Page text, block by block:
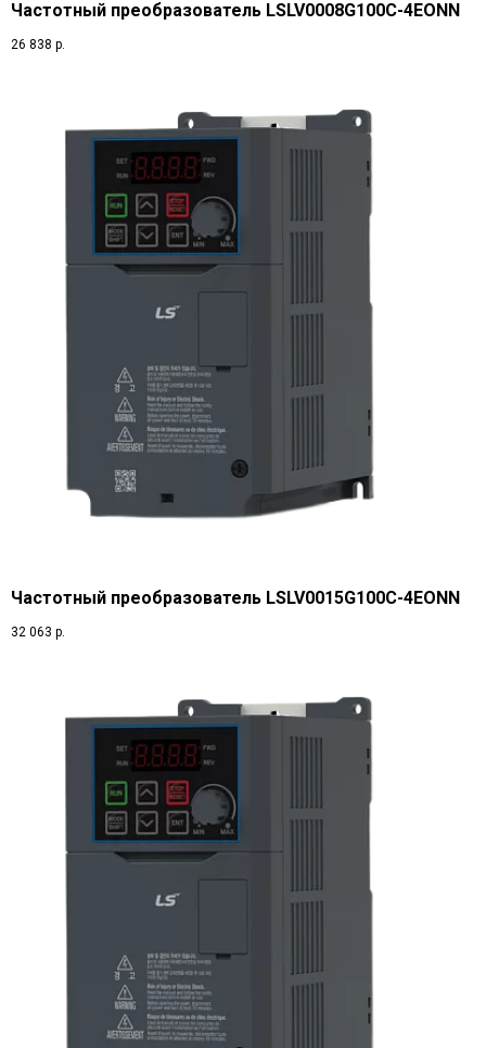
Частотный преобразователь LSLV0008G100C-4EONN
26 838 р.
Частотный преобразователь LSLV0015G100C-4EONN
32 063 р.